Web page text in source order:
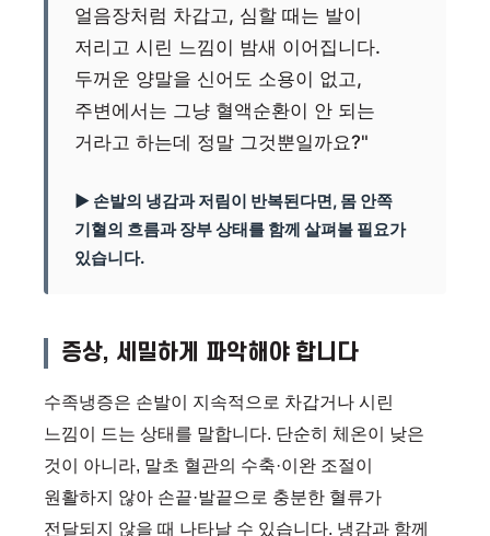
얼음장처럼 차갑고, 심할 때는 발이
저리고 시린 느낌이 밤새 이어집니다.
두꺼운 양말을 신어도 소용이 없고,
주변에서는 그냥 혈액순환이 안 되는
거라고 하는데 정말 그것뿐일까요?"
▶ 손발의 냉감과 저림이 반복된다면, 몸 안쪽
기혈의 흐름과 장부 상태를 함께 살펴볼 필요가
있습니다.
증상, 세밀하게 파악해야 합니다
수족냉증은 손발이 지속적으로 차갑거나 시린
느낌이 드는 상태를 말합니다. 단순히 체온이 낮은
것이 아니라, 말초 혈관의 수축·이완 조절이
원활하지 않아 손끝·발끝으로 충분한 혈류가
전달되지 않을 때 나타날 수 있습니다. 냉감과 함께